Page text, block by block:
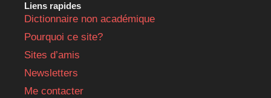
Liens rapides
Dictionnaire non académique
Pourquoi ce site?
Sites d’amis
Newsletters
Me contacter